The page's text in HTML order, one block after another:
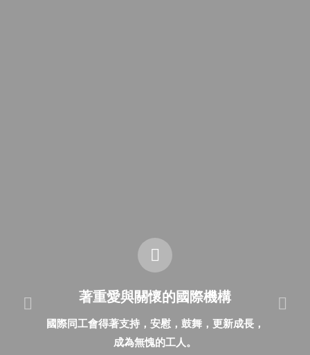
著重愛與關懷的國際機構
國際同工會得著支持，安慰，鼓舞，更新成長，
成為無愧的工人。